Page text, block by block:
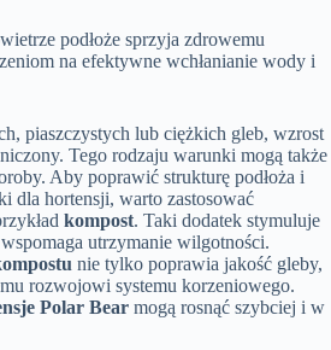
podłoże sprzyja zdrowemu
na efektywne wchłanianie wody i
piaszczystych lub ciężkich gleb, wzrost
Tego rodzaju warunki mogą także
Aby poprawić strukturę podłoża i
dla hortensji, warto zastosować
kompost. Taki dodatek stymuluje
utrzymanie wilgotności.
nie tylko poprawia jakość gleby,
rozwojowi systemu korzeniowego.
Polar Bear mogą rosnąć szybciej i w